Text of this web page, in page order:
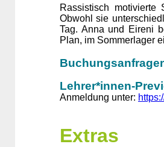
Rassistisch
Obwohl sie
Tag. Anna und Eireni
Plan, im Sommerlager
Lehrer*innen-
Anmeldung unter:
Extras